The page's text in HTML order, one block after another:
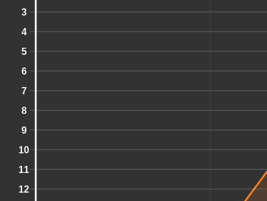
3
4
5
6
7
8
9
10
11
12